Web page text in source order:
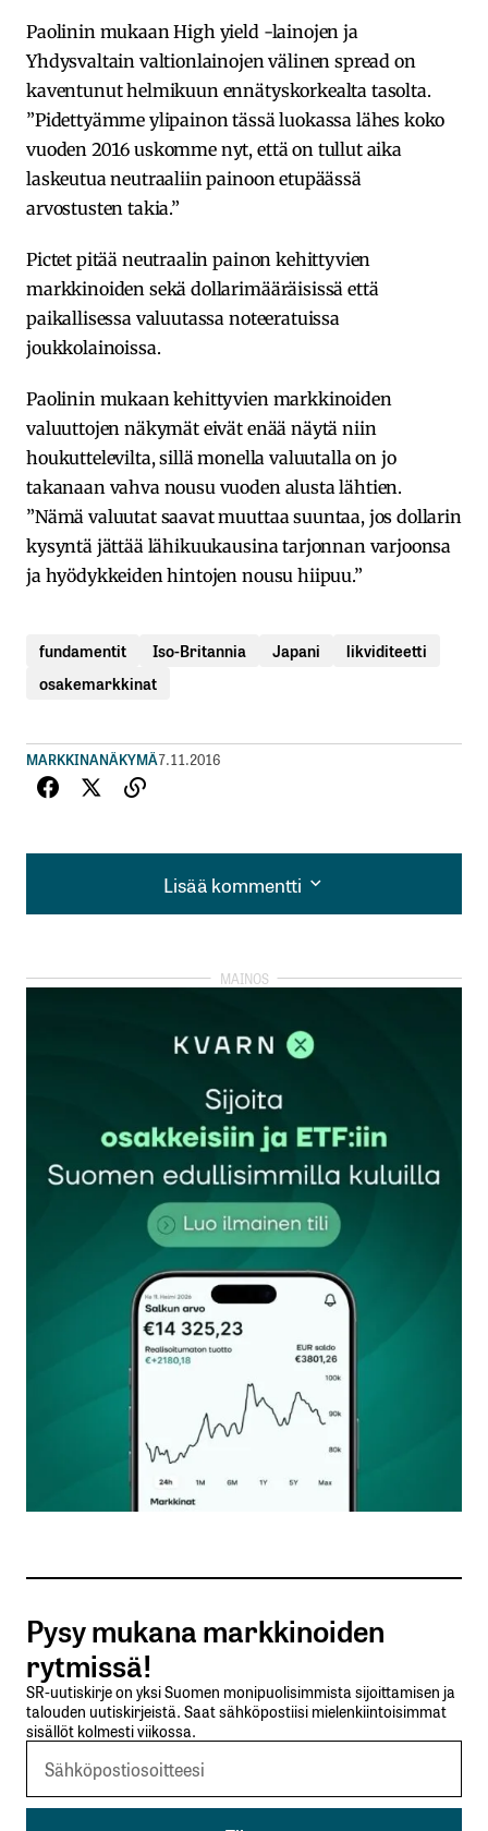
Paolinin mukaan High yield -lainojen ja
Yhdysvaltain valtionlainojen välinen spread on
kaventunut helmikuun ennätyskorkealta tasolta.
”Pidettyämme ylipainon tässä luokassa lähes koko
vuoden 2016 uskomme nyt, että on tullut aika
laskeutua neutraaliin painoon etupäässä
arvostusten takia.”
Pictet pitää neutraalin painon kehittyvien
markkinoiden sekä dollarimääräisissä että
paikallisessa valuutassa noteeratuissa
joukkolainoissa.
Paolinin mukaan kehittyvien markkinoiden
valuuttojen näkymät eivät enää näytä niin
houkuttelevilta, sillä monella valuutalla on jo
takanaan vahva nousu vuoden alusta lähtien.
”Nämä valuutat saavat muuttaa suuntaa, jos dollarin
kysyntä jättää lähikuukausina tarjonnan varjoonsa
ja hyödykkeiden hintojen nousu hiipuu.”
fundamentit Iso-Britannia Japani
likviditeetti
osakemarkkinat
MARKKINANÄKYMÄ7.11.2016
Lisää kommentti
Lisää kommentti
kirjautua
rekisteröityä
Sähköpostiosoitettasi ei julkaista.Pakolliset
kentät on merkitty*
Kommentti*
Nimesi tai nimimerkkisi
Sähköpostiosoitteesi
Tilaa SalkunRakentajan uutiskirje
Lähetä kommentti
Pysy mukana markkinoiden
rytmissä!
SR-uutiskirje on yksi Suomen monipuolisimmista sijoittamisen ja
talouden uutiskirjeistä. Saat sähköpostiisi mielenkiintoisimmat
sisällöt kolmesti viikossa.